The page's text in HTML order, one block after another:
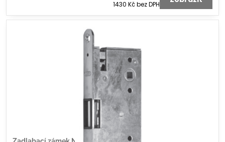
1430 Kčbez DPH